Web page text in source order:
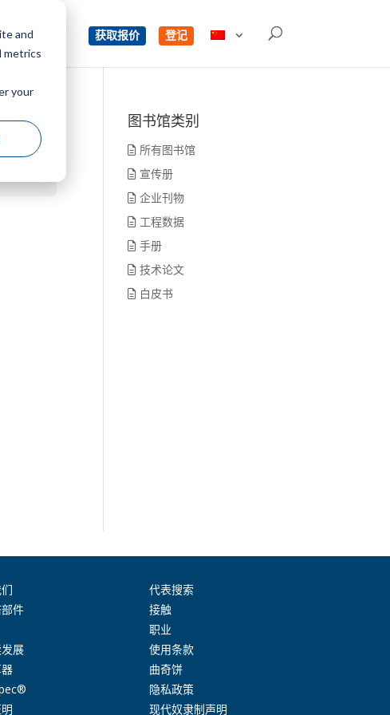
and
metrics
your
菜单 获取报价 登记
图书馆类别
所有图书馆
宣传册
企业刊物
工程数据
手册
技术论文
白皮书
件
展
代表搜索
接触
职业
使用条款
曲奇饼
隐私政策
现代奴隶制声明